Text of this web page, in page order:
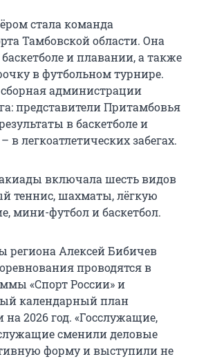
стала команда
Тамбовской области. Она
и плавании, а также
в футбольном турнире.
сборная администрации
представители Притамбовья
в баскетболе и
в легкоатлетических забегах.
включала шесть видов
теннис, шахматы, лёгкую
мини-футбол и баскетбол.
региона Алексей Бибичев
проводятся в
«Спорт России» и
календарный план
2026 год. «Госслужащие,
сменили деловые
форму и выступили не